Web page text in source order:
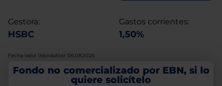
Gestora:
HSBC
Gastos corrientes:
1,50%
Fecha valor liquidativo: 06.08.2026
Fondo no comercializado por EBN, si lo
quiere solicítelo